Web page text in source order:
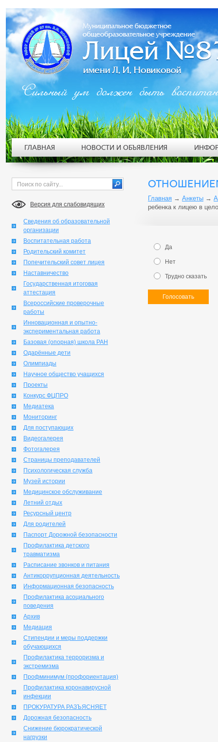
Версия для слабовидящих
Сведения об образовательной
организации
Воспитательная работа
Родительский комитет
Попечительский совет лицея
Наставничество
Государственная итоговая
аттестация
Всероссийские проверочные
работы
Инновационная и опытно-
экспериментальная работа
Базовая (опорная) школа РАН
Одарённые дети
Олимпиады
Научное общество учащихся
Проекты
Конкурс ФЦПРО
Медиатека
Мониторинг
Для поступающих
Видеогалерея
Фотогалерея
Страницы преподавателей
Психологическая служба
Музей истории
Медицинское обслуживание
Летний отдых
Ресурсный центр
Для родителей
Паспорт Дорожной безопасности
Профилактика детского
травматизма
Расписание звонков и питания
Антикоррупционная деятельность
Информационная безопасность
Профилактика асоциального
поведения
Архив
Медиация
Стипендии и меры поддержки
обучающихся
Профилактика терроризма и
экстремизма
Профминимум (профориентация)
Профилактика коронавирусной
инфекции
ПРОКУРАТУРА РАЗЪЯСНЯЕТ
Дорожная безопасность
Снижение бюрократической
нагрузки
Главная → Анкеты →
ребенка к лицею в
Да
Нет
Трудно сказать
Голосовать
Сильный ум должен быть
ГЛАВНАЯ НОВОСТИ И ОБЪЯВЛЕНИЯ